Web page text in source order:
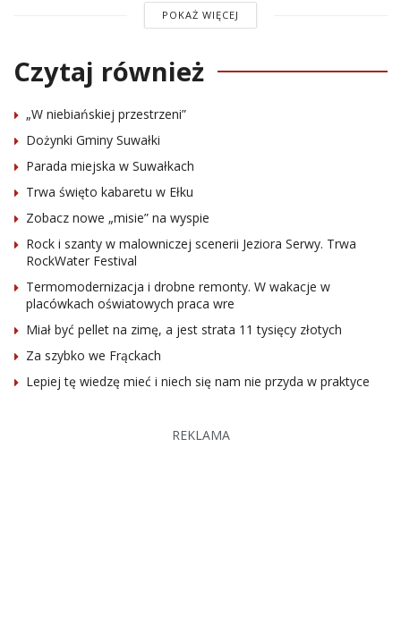
POKAŻ WIĘCEJ
Czytaj również
„W niebiańskiej przestrzeni”
Dożynki Gminy Suwałki
Parada miejska w Suwałkach
Trwa święto kabaretu w Ełku
Zobacz nowe „misie” na wyspie
Rock i szanty w malowniczej scenerii Jeziora Serwy. Trwa
RockWater Festival
Termomodernizacja i drobne remonty. W wakacje w
placówkach oświatowych praca wre
Miał być pellet na zimę, a jest strata 11 tysięcy złotych
Za szybko we Frąckach
Lepiej tę wiedzę mieć i niech się nam nie przyda w praktyce
REKLAMA